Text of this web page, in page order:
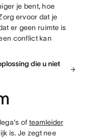
je bent, hoe
ervoor dat je
er geen ruimte is
conflict kan
die u niet
of teamleider
is. Je zegt nee